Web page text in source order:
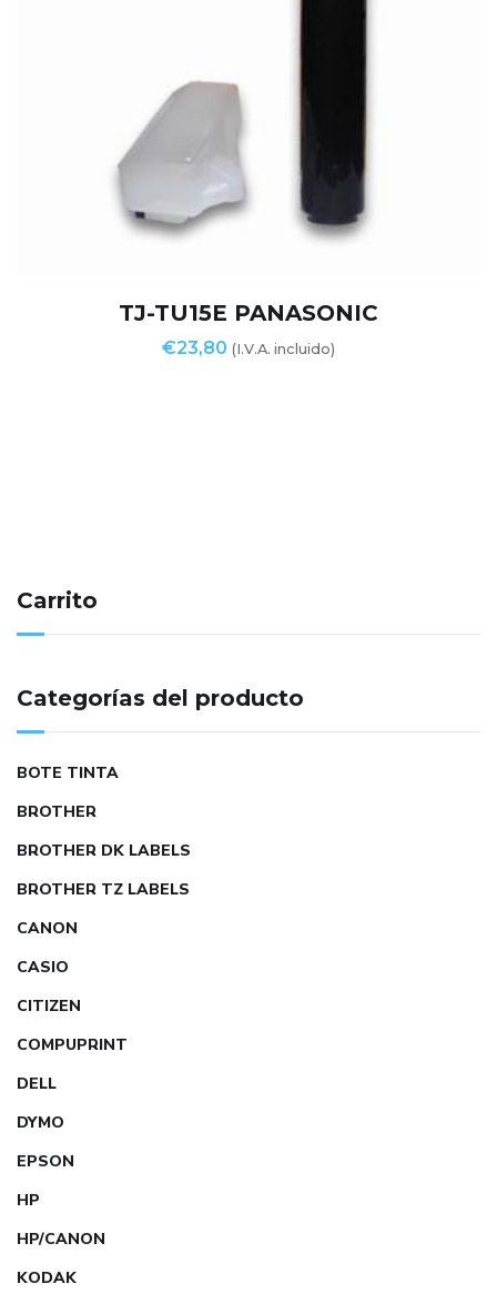
TJ-TU15E PANASONIC
€23,80 (I.V.A. incluido)
Carrito
Categorías del producto
BOTE TINTA
BROTHER
BROTHER DK LABELS
BROTHER TZ LABELS
CANON
CASIO
CITIZEN
COMPUPRINT
DELL
DYMO
EPSON
HP
HP/CANON
KODAK